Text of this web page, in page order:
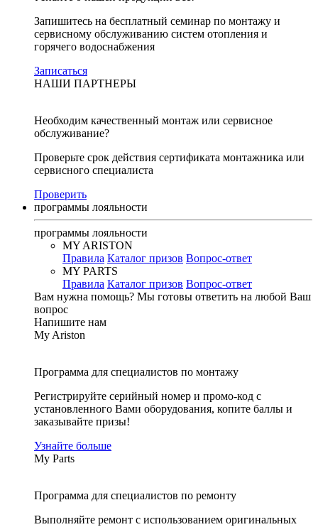
Запишитесь на бесплатный семинар по монтажу и
сервисному обслуживанию систем отопления и
горячего водоснабжения
Записаться
НАШИ ПАРТНЕРЫ
Необходим качественный монтаж или сервисное
обслуживание?
Проверьте срок действия сертификата монтажника или
сервисного специалиста
Проверить
программы лояльности
программы лояльности
MY ARISTON
Правила Каталог призов Вопрос-ответ
MY PARTS
Правила Каталог призов Вопрос-ответ
Вам нужна помощь? Мы готовы ответить на любой Ваш
вопрос
Напишите нам
My Ariston
Программа для специалистов по монтажу
Регистрируйте серийный номер и промо-код с
установленного Вами оборудования, копите баллы и
заказывайте призы!
Узнайте больше
My Parts
Программа для специалистов по ремонту
Выполняйте ремонт с использованием оригинальных